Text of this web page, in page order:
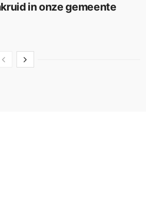
in onze gemeente